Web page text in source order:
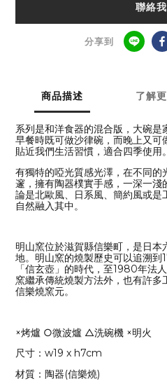
聯絡
分享到
商品描述 了解
系列是和洋食器的混合版，大碗是
早餐時既可做沙律碗，而晚上又可
貼近我們生活習慣，適合四季使用。
有獨特的啞光質感光澤，在不同的
邃，擁有陶器樸實手感，一深一淺
論是北歐風、日系風、簡約風或
自然融入其中。
明山窯位於滋賀縣信樂町，是日
地。明山窯的燒製歷史可以追溯到
「信玄壺」的時代，至1980年法
窯繼承傳統燒製方法外，也有許
信樂燒窯元。
×烤爐 ○微波爐 △洗碗機 ×明火
尺寸：w19 x h7cm
材質：陶器(信樂燒)